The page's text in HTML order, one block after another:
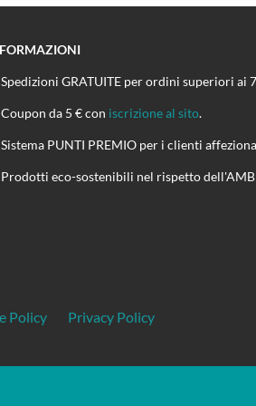
Spedizioni GRATUITE per ordini superiori ai
Coupon da 5 € con iscrizione al sito.
Sistema PUNTI PREMIO per i clienti
Prodotti eco-sostenibili nel rispetto
Policy Privacy Policy